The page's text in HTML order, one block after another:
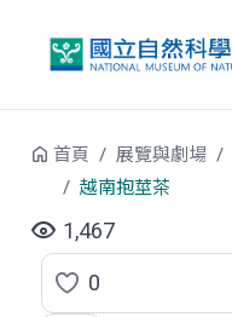
首頁 展覽與劇場
越南抱莖茶
1,467
點
0